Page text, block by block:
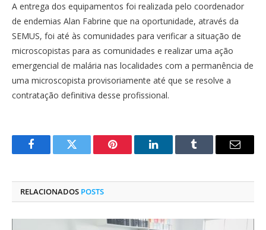
A entrega dos equipamentos foi realizada pelo coordenador
de endemias Alan Fabrine que na oportunidade, através da
SEMUS, foi até às comunidades para verificar a situação de
microscopistas para as comunidades e realizar uma ação
emergencial de malária nas localidades com a permanência de
uma microscopista provisoriamente até que se resolve a
contratação definitiva desse profissional.
FacebookTwitter Pinterest O
Tumblr
E-
RELACIONADOS POSTS